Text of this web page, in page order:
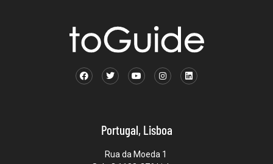
Portugal, Lisboa
Rua da Moeda 1